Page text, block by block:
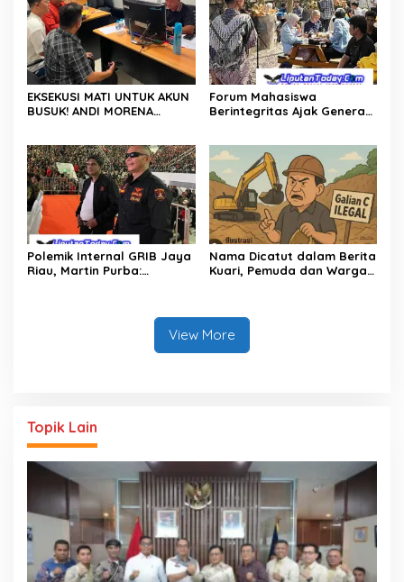
EKSEKUSI MATI UNTUK AKUN
BUSUK! ANDI MORENA
DALANG PROVOKATOR
DIGITALLY SAMPAI KE AKAR!
Forum Mahasiswa
Berintegritas Ajak Generasi
Riau dan Akademisi
Polemik Internal GRIB Jaya
Riau, Martin Purba:
Nama Dicatut dalam Berita
Kuari, Pemuda dan Warga
View More
Topik Lain